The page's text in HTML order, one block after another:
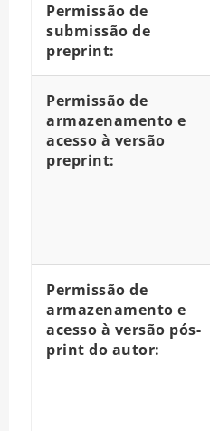
Permissão de
submissão de
preprint:
Permissão de
armazenamento e
acesso à versão
preprint:
Permissão de
armazenamento e
acesso à versão pós-
print do autor: